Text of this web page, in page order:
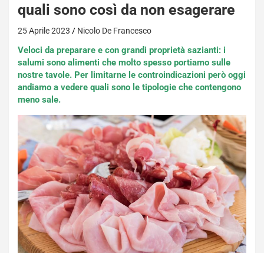
quali sono così da non esagerare
25 Aprile 2023 Nicolo De Francesco
Veloci da preparare e con grandi proprietà sazianti: i
salumi sono alimenti che molto spesso portiamo sulle
nostre tavole. Per limitarne le controindicazioni però oggi
andiamo a vedere quali sono le tipologie che contengono
meno sale.